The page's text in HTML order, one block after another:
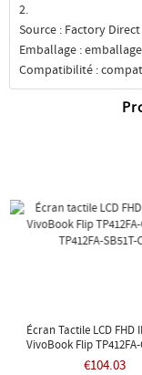
2.
Source : Factory Direct
Emballage :
Compatibilité :
Écran Tactile LCD FHD
VivoBook Flip TP412FA-
TP412FA-SB51T-CB
€104.03